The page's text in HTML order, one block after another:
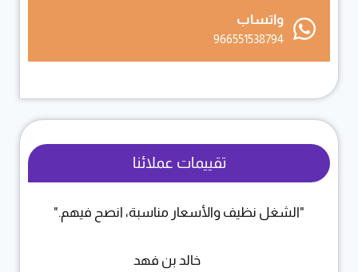
واتساب
966551538794
تقييمات عملائنا
"الشغل نظيف والأسعار مناسبة، انصح فيهم."
خالد بن فهد